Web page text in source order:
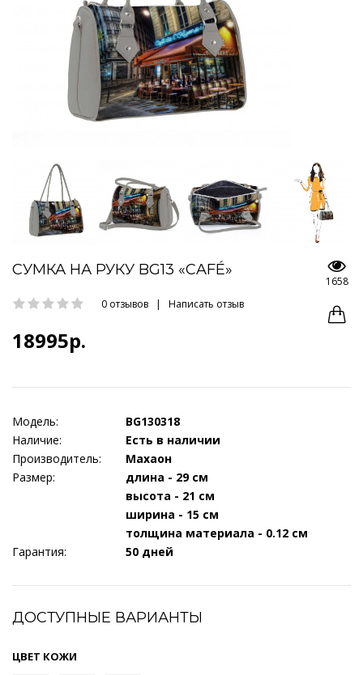
СУМКА НА РУКУ BG13 «CAFÉ»
0 отзывов | Написать отзыв
18995р.
1658
Модель:
BG130318
Наличие:
Есть в наличии
Производитель:
Махаон
Размер:
длина - 29 см
высота - 21 см
ширина - 15 см
толщина материала - 0.12 см
Гарантия:
50 дней
ДОСТУПНЫЕ ВАРИАНТЫ
ЦВЕТ КОЖИ